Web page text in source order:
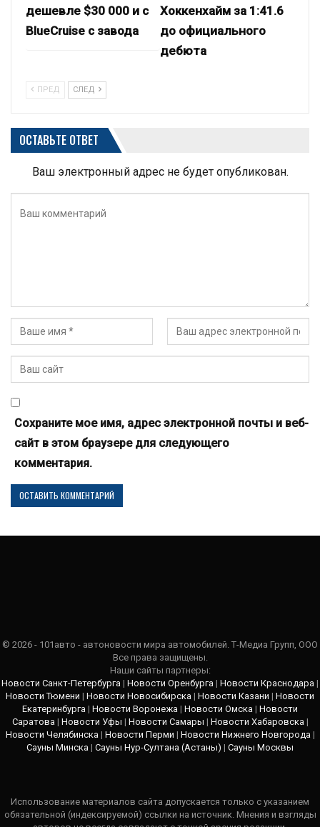
дешевле $30 000 и с
BlueCruise с завода
Хоккенхайм за 1:41.6
до официального
дебюта
ПРЕД СЛЕД
ОСТАВЬТЕ ОТВЕТ
Ваш электронный адрес не будет опубликован.
Сохраните мое имя, адрес электронной почты и веб-
сайт в этом браузере для следующего
комментария.
© 2026 - 101авто - автоновости мира автомобилей. Т-Медиа Групп, ООО
Все права защищены.
Наши сайты партнеры:
Новости Санкт-Петербурга | Новости Оренбурга | Новости Краснодара |
Новости Тюмени | Новости Новосибирска | Новости Казани | Новости
Екатеринбурга | Новости Воронежа | Новости Омска | Новости
Саратова | Новости Уфы | Новости Самары | Новости Хабаровска |
Новости Челябинска | Новости Перми | Новости Нижнего Новгорода |
Сауны Минска | Сауны Нур-Султана (Астаны) | Сауны Москвы
Использование материалов сайта допускается только с указанием
обязательной (индексируемой) ссылки на источник. Мнения и взгляды